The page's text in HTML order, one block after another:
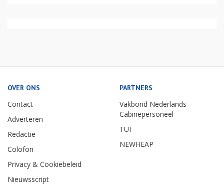
OVER ONS
Contact
Adverteren
Redactie
Colofon
Privacy & Cookiebeleid
Nieuwsscript
PARTNERS
Vakbond Nederlands
Cabinepersoneel
TUI
NEWHEAP